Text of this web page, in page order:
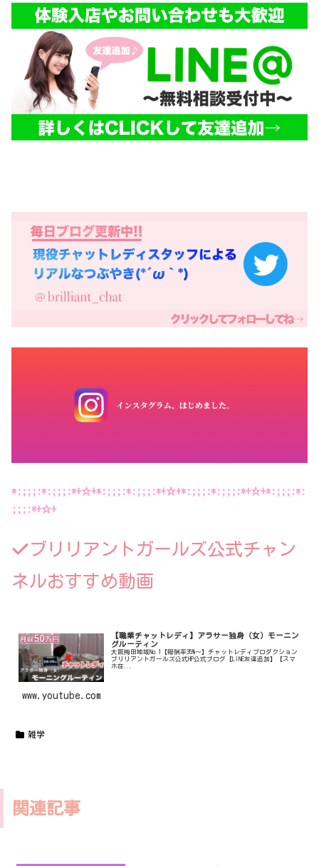
*:;;;:*:;;;:*+☆+*:;;;:*:;;;:*+☆+*:;;;:*:;;;:*+☆+*:;;;:*:
;;;:*+☆+
ブリリアントガールズ公式チャン
ネルおすすめ動画
【職業チャットレディ】アラサー独身（女）モーニン
グルーティン
大阪梅田地域No.1【報酬率35%〜】チャットレディプロダクション
ブリリアントガールズ公式HP公式ブログ【LINE友達追加】【スマ
ホ在...
www.youtube.com
雑学
関連記事